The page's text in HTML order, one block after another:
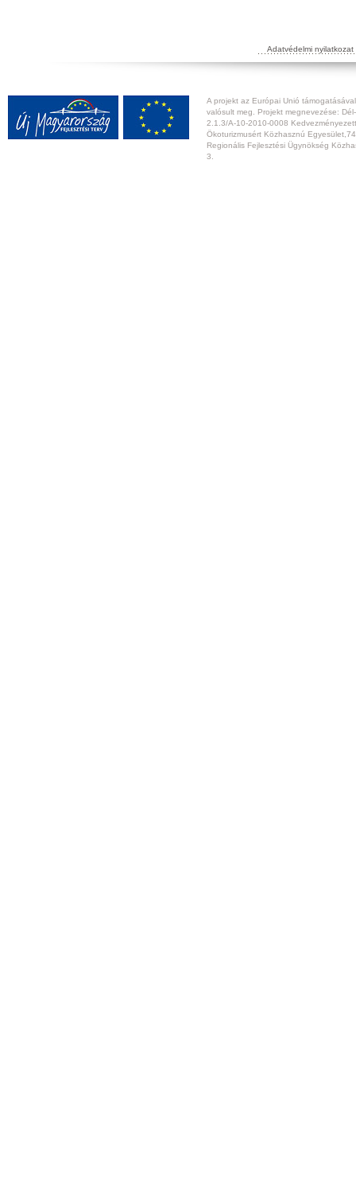
Adatvédelmi nyilatkozat
A projekt az Európai Unió
valósult meg. Projekt megnevezése:
2.1.3/A-10-2010-0008
Ökoturizmusért Közhasznú
Regionális Fejlesztési Ügynökség
3.